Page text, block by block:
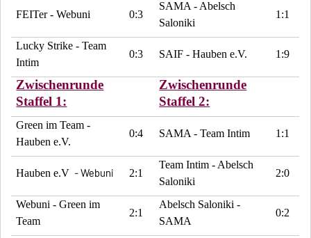
FEITer - Webuni 0:3
SAMA - Abelsch
Saloniki
1:1
Lucky Strike - Team
Intim
0:3 SAIF - Hauben e.V. 1:9
Zwischenrunde
Staffel 1:
Zwischenrunde
Staffel 2:
Green im Team -
Hauben e.V.
0:4 SAMA - Team Intim 1:1
Hauben e.V - Webuni 2:1
Team Intim - Abelsch
Saloniki
2:0
Webuni - Green im
Team
2:1
Abelsch Saloniki -
SAMA
0:2